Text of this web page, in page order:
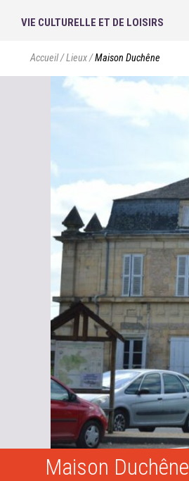
VIE CULTURELLE ET DE LOISIRS
Accueil/Lieux/Maison Duchêne
Maison Duchêne